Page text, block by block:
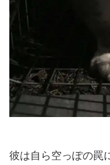
彼は自ら空っぽの罠